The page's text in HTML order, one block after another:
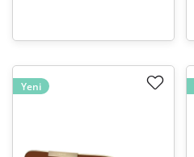
Yeni